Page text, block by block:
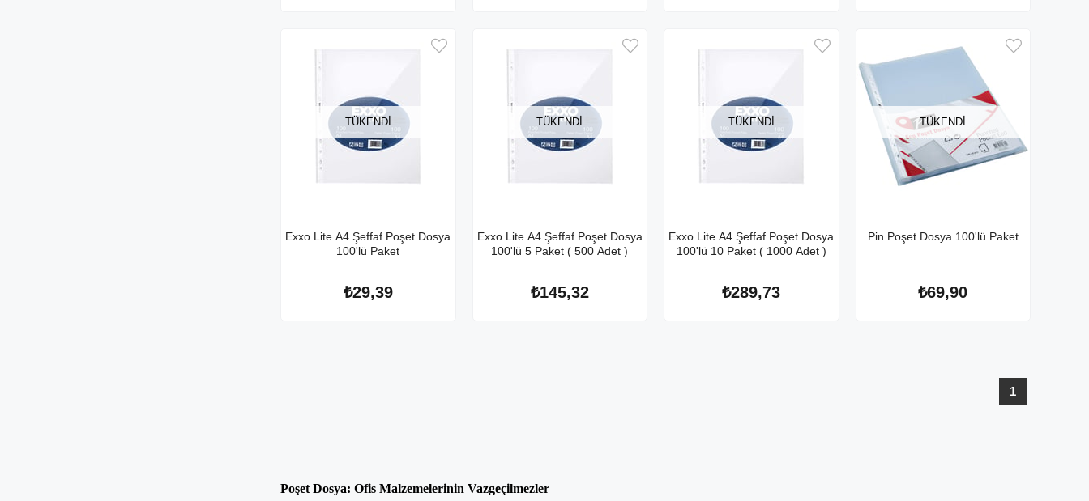
TÜKENDI
Exxo Lite A4 Şeffaf Poşet Dosya
100'lü Paket
₺29,39
TÜKENDI
Exxo Lite A4 Şeffaf Poşet Dosya
100'lü 5 Paket ( 500 Adet )
₺145,32
TÜKENDI
Exxo Lite A4 Şeffaf Poşet Dosya
100'lü 10 Paket ( 1000 Adet )
₺289,73
TÜKENDI
Pin Poşet Dosya 100'lü Paket
₺69,90
1
Poşet Dosya: Ofis Malzemelerinin Vazgeçilmezler